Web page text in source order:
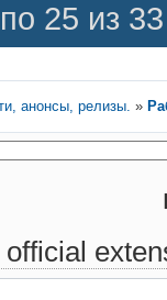
25 из
анонсы, релизы. »
official